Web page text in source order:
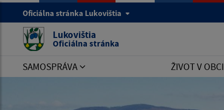
Oficiálna stránka Lukovištia
Lukovištia
Oficiálna stránka
SAMOSPRÁVA ŽIVOT V OBCI